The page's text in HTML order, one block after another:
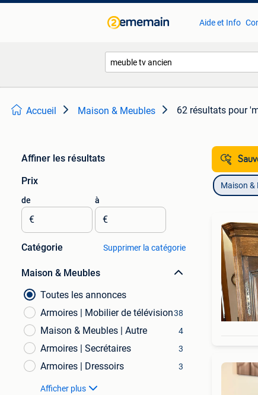
Aide et Info
Accueil Maison & Meubles 62 résultats pour
Affiner les résultats
Prix
de
€
à
€
Catégorie Supprimer la catégorie
Maison & Meubles
Toutes les annonces
Armoires | Mobilier de télévision38
Maison & Meubles | Autre 4
Armoires | Secrétaires 3
Armoires | Dressoirs 3
Afficher plus
Maison &